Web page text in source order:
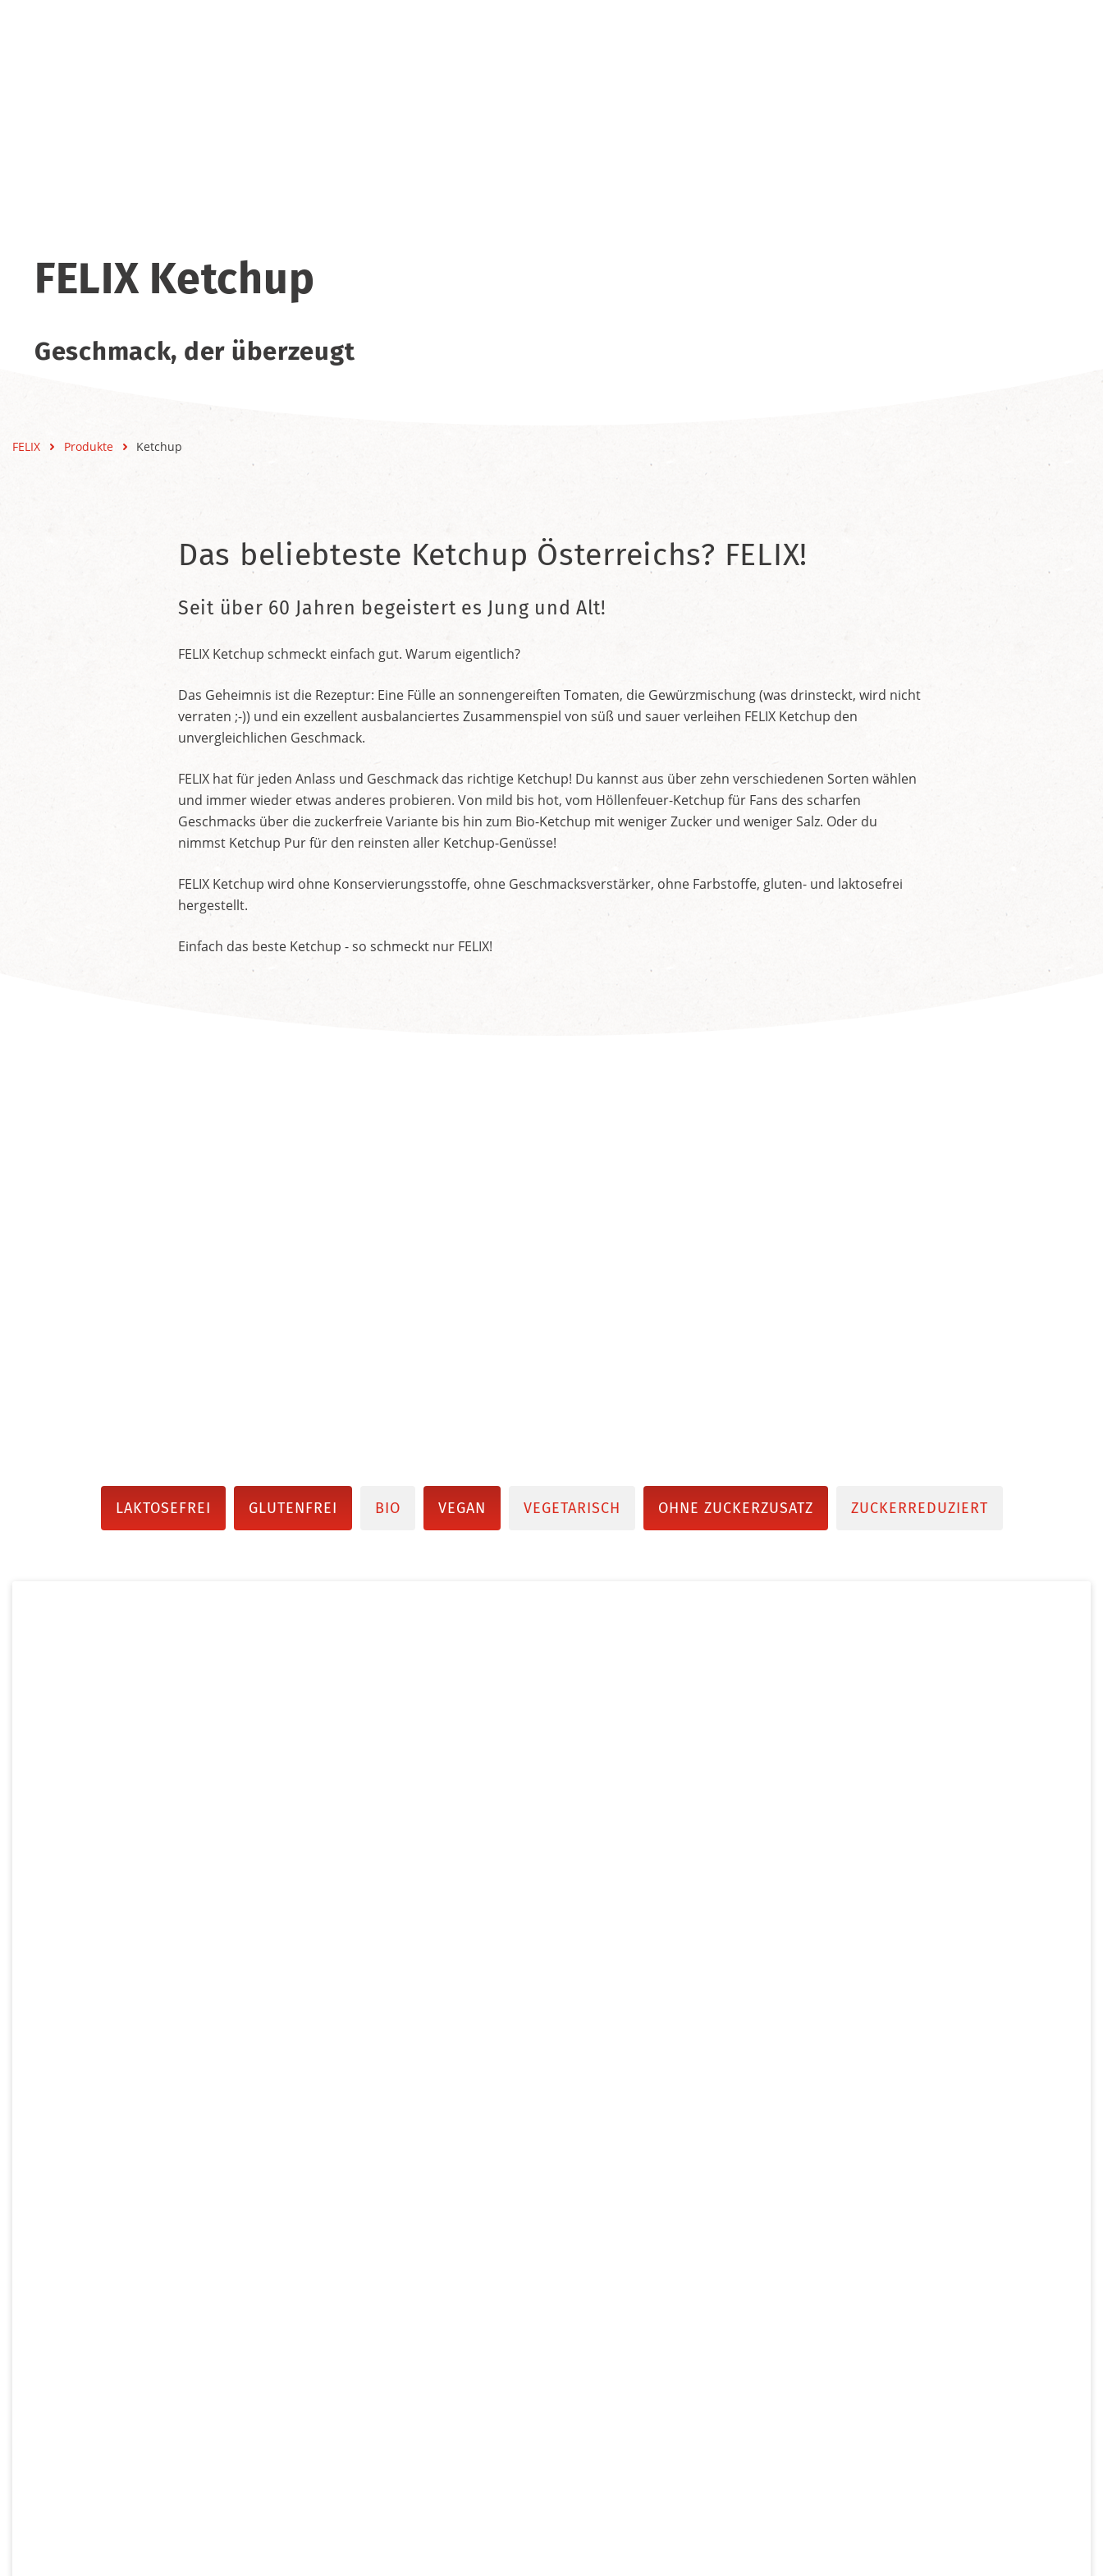
FELIX Ketchup
Geschmack, der überzeugt
FELIX Produkte Ketchup
Das beliebteste Ketchup Österreichs? FELIX!
Seit über 60 Jahren begeistert es Jung und Alt!
FELIX Ketchup schmeckt einfach gut. Warum eigentlich?
Das Geheimnis ist die Rezeptur: Eine Fülle an sonnengereiften Tomaten, die Gewürzmischung (was drinsteckt, wird nicht
verraten ;-)) und ein exzellent ausbalanciertes Zusammenspiel von süß und sauer verleihen FELIX Ketchup den
unvergleichlichen Geschmack.
FELIX hat für jeden Anlass und Geschmack das richtige Ketchup! Du kannst aus über zehn verschiedenen Sorten wählen
und immer wieder etwas anderes probieren. Von mild bis hot, vom Höllenfeuer-Ketchup für Fans des scharfen
Geschmacks über die zuckerfreie Variante bis hin zum Bio-Ketchup mit weniger Zucker und weniger Salz. Oder du
nimmst Ketchup Pur für den reinsten aller Ketchup-Genüsse!
FELIX Ketchup wird ohne Konservierungsstoffe, ohne Geschmacksverstärker, ohne Farbstoffe, gluten- und laktosefrei
hergestellt.
Einfach das beste Ketchup - so schmeckt nur FELIX!
LAKTOSEFREI GLUTENFREI BIO VEGAN VEGETARISCH OHNE ZUCKERZUSATZ ZUCKERREDUZIERT